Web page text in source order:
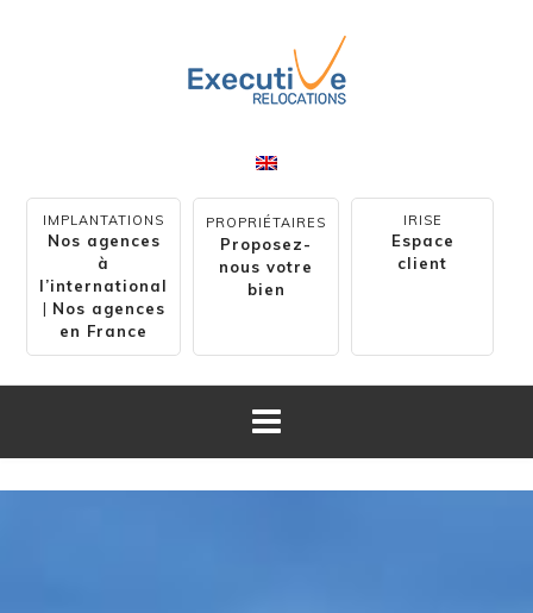
IMPLANTATIONS
Nos agences
à
l’international
| Nos agences
en France
PROPRIÉTAIRES
Proposez-
nous votre
bien
IRISE
Espace
client